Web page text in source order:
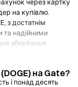
через картку
на купівлю.
з достатнім
та надійними
зберігання.
самостійному
на Gate?
і понад десять